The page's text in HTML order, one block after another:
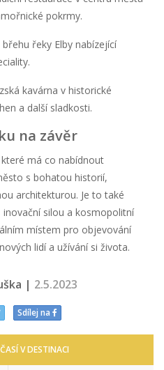
pokrmy.
řeky Elby nabízející
kavárna v historické
a další sladkosti.
na závěr
má co nabídnout
s bohatou historií,
architekturou. Je to také
silou a kosmopolitní
místem pro objevování
lidí a užívání si života.
| 2.5.2023
Sdílej na
V DESTINACI